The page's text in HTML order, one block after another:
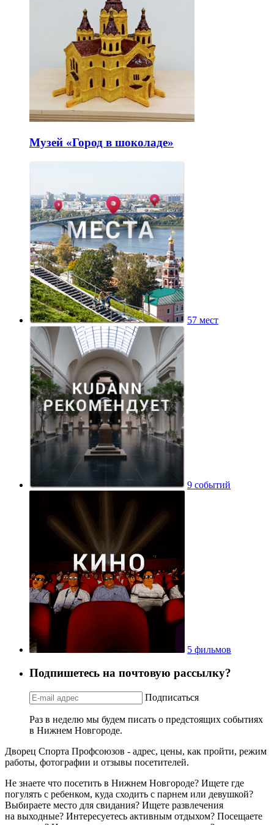
Музей «Город в шоколаде»
57 мест
9 событий
5 фильмов
Подпишетесь на почтовую рассылку?
Подписаться
Раз в неделю мы будем писать о предстоящих событиях
в Нижнем Новгороде.
Дворец Спорта Профсоюзов - адрес, цены, как пройти, режим
работы, фотографии и отзывы посетителей.
Не знаете что посетить в Нижнем Новгороде? Ищете где
погулять с ребенком, куда сходить с парнем или девушкой?
Выбираете место для свидания? Ищете развлечения
на выходные? Интересуетесь активным отдыхом? Посещаете